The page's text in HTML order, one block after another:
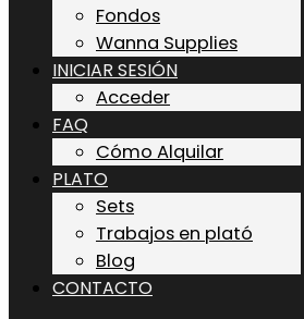
Fondos
Wanna Supplies
INICIAR SESIÓN
Acceder
FAQ
Cómo Alquilar
PLATO
Sets
Trabajos en plató
Blog
CONTACTO